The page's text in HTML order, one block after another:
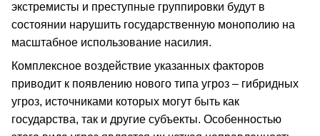
экстремисты и преступные группировки будут в
состоянии нарушить государственную монополию на
масштабное использование насилия.
Комплексное воздействие указанных факторов
приводит к появлению нового типа угроз – гибридных
угроз, источниками которых могут быть как
государства, так и другие субъекты. Особенностью